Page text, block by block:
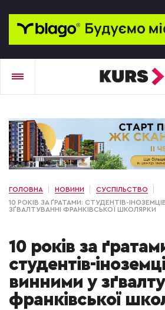
ГОЛОВНА НОВИНИ
СУСПІЛЬСТВО
10 РОКІВ ЗА ҐРАТАМИ: СТУДЕНТІВ-
ЗҐВАЛТУВАННІ ФРАНКІВСЬКОЇ ШКОЛЯРКИ
10 років за
студентів-
винними у
франківської